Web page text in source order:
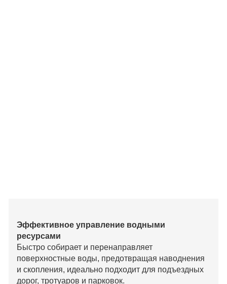
Эффективное управление водными
ресурсами
Быстро собирает и перенаправляет
поверхностные воды, предотвращая наводнения
и скопления, идеально подходит для подъездных
дорог, тротуаров и парковок.